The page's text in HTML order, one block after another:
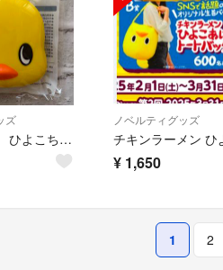
ズ
【未開封品】 ひよこちゃん サプリメントケース 非売品
ノベルティグッズ
¥ 1,650
1 2